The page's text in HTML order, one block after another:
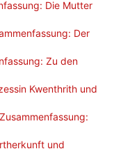
Die Mutter
Der
Zu den
Kwenthrith und
und